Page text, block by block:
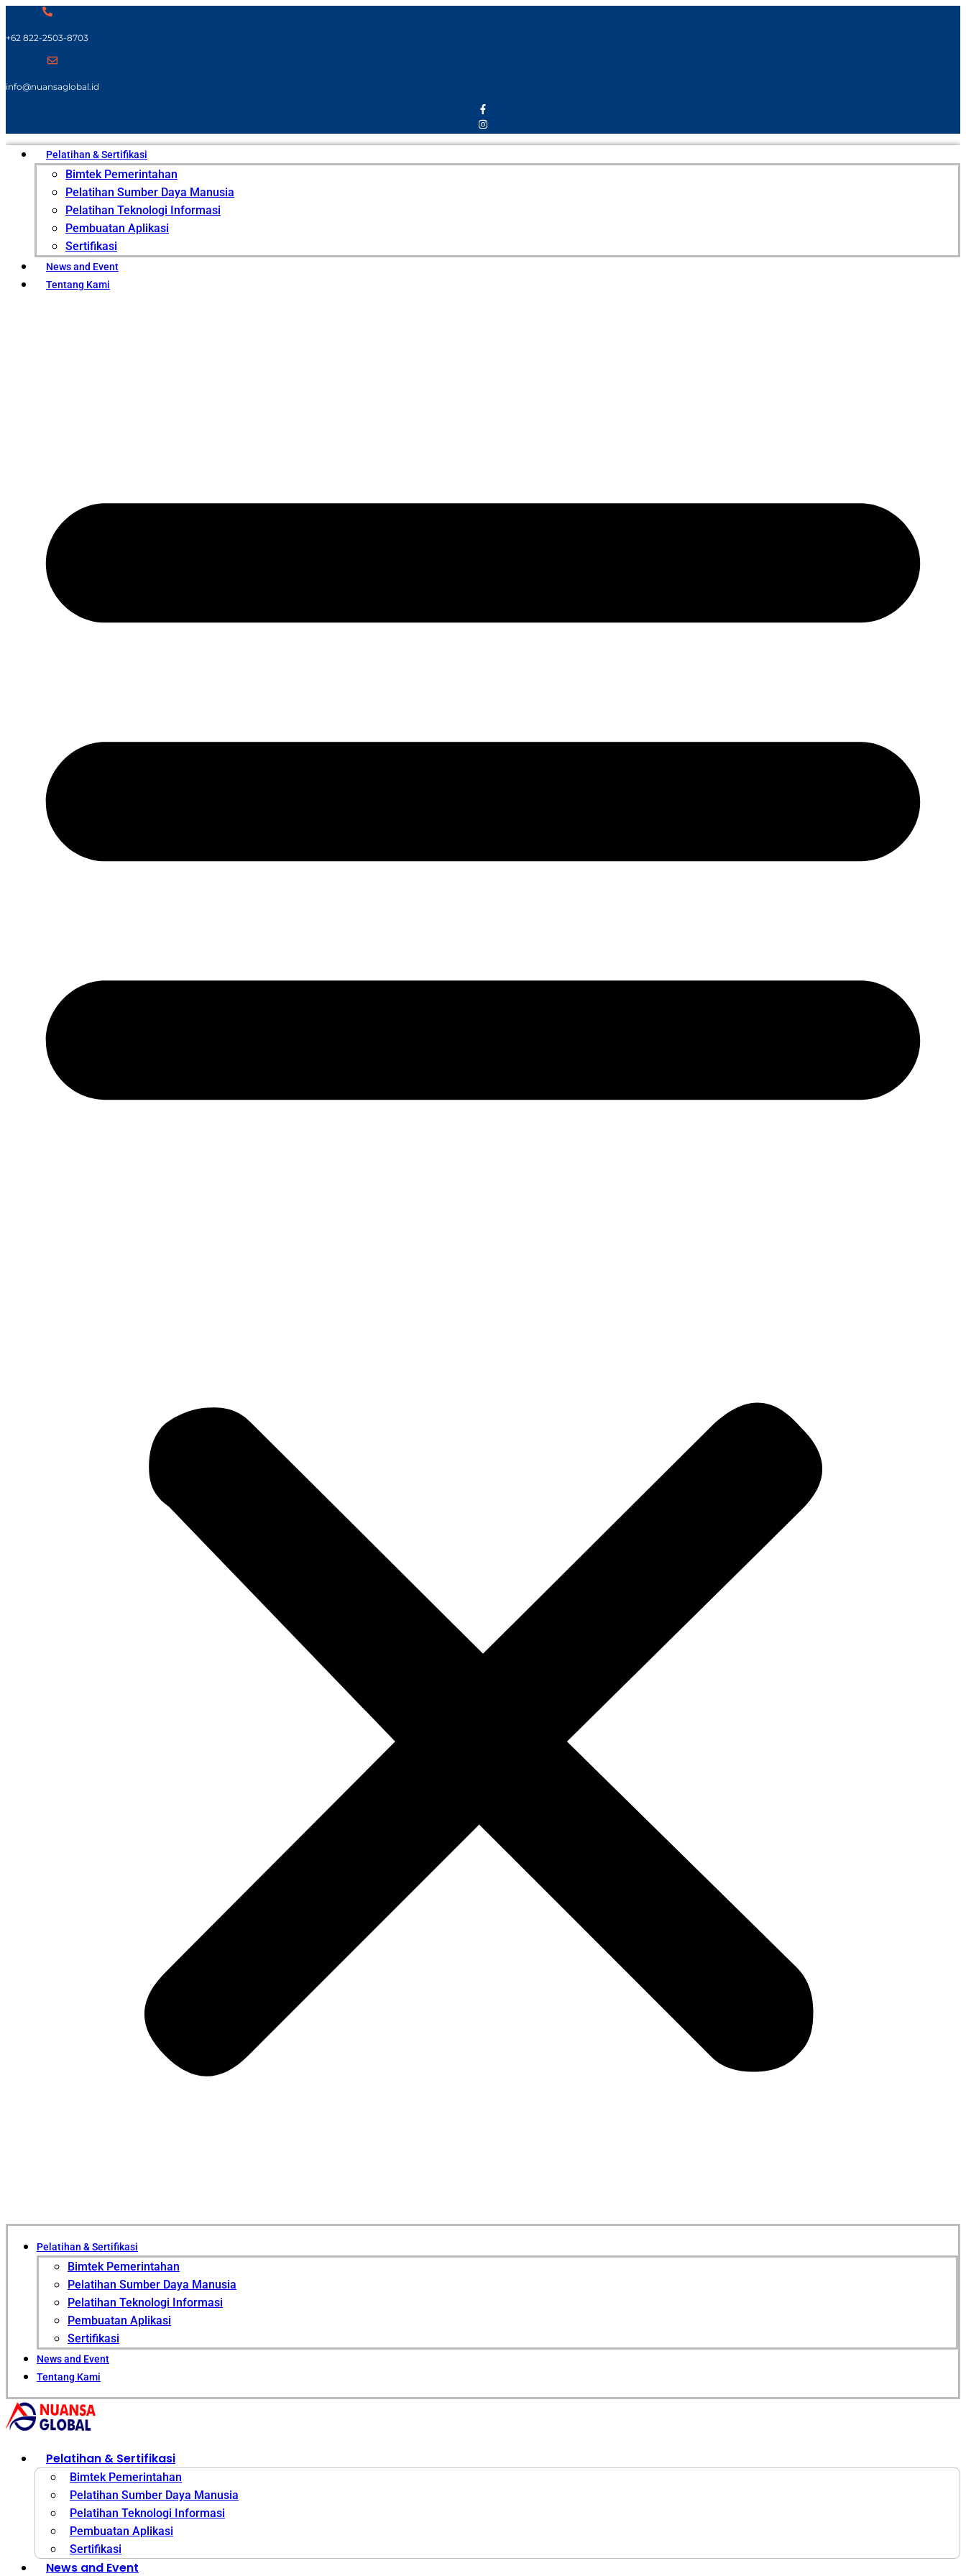
+62 822-2503-8703
info@nuansaglobal.id
Pelatihan & Sertifikasi
Bimtek Pemerintahan
Pelatihan Sumber Daya Manusia
Pelatihan Teknologi Informasi
Pembuatan Aplikasi
Sertifikasi
News and Event
Tentang Kami
Pelatihan & Sertifikasi
Bimtek Pemerintahan
Pelatihan Sumber Daya Manusia
Pelatihan Teknologi Informasi
Pembuatan Aplikasi
Sertifikasi
News and Event
Tentang Kami
Pelatihan & Sertifikasi
Bimtek Pemerintahan
Pelatihan Sumber Daya Manusia
Pelatihan Teknologi Informasi
Pembuatan Aplikasi
Sertifikasi
News and Event